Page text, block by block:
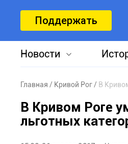
Поддержать
Новости
Главная Кривой Рог В
В Кривом Роге
льготных